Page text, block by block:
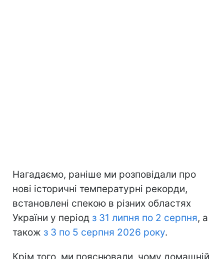
Нагадаємо, раніше ми розповідали про
нові історичні температурні рекорди,
встановлені спекою в різних областях
України у період з 31 липня по 2 серпня, а
також з 3 по 5 серпня 2026 року.